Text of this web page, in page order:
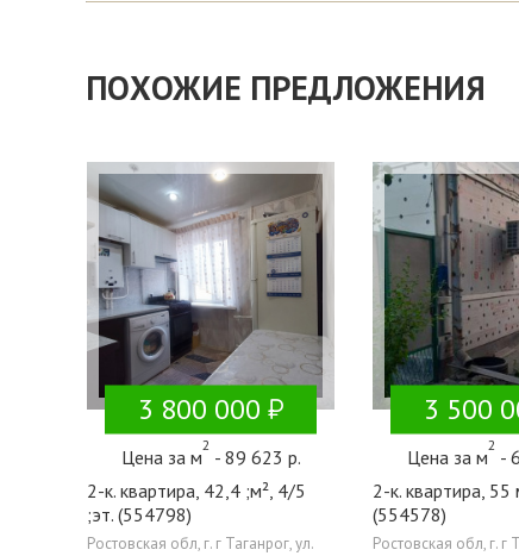
ПОХОЖИЕ ПРЕДЛОЖЕНИЯ
3 800 000
Цена за м
2
- 89 623 р.
2-к. квартира, 42,4 ;м², 4/5
;эт. (554798)
Ростовская обл, г. г Таганрог, ул.
3 500
Цена за м
2
-
2-к. квартира, 55
(554578)
Ростовская обл, г. г